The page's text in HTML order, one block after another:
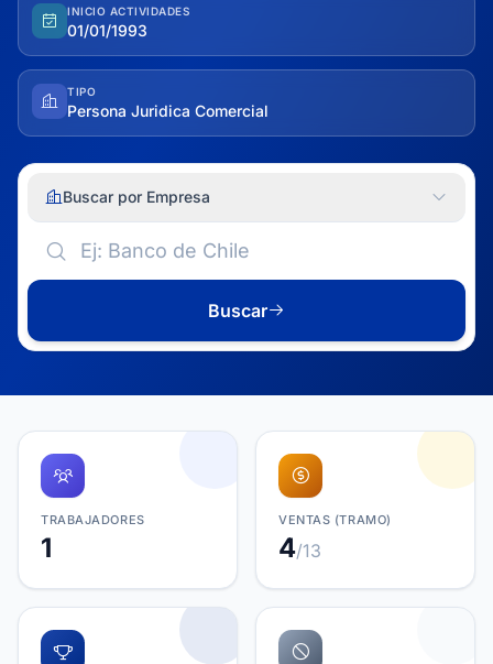
INICIO ACTIVIDADES
01/01/1993
TIPO
Persona Juridica Comercial
Buscar por Empresa
Buscar
TRABAJADORES
1
VENTAS (TRAMO)
4/13